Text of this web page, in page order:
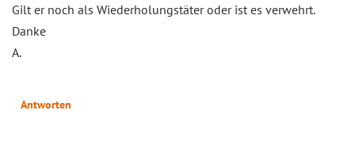
Gilt er noch als Wiederholungstäter oder ist es verwehrt.
Danke
A.
Antworten